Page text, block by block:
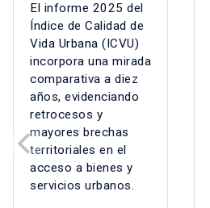
El informe 2025 del
Índice de Calidad de
Vida Urbana (ICVU)
incorpora una mirada
comparativa a diez
años, evidenciando
retrocesos y
mayores brechas
territoriales en el
acceso a bienes y
servicios urbanos.